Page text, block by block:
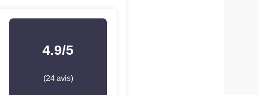
4.9/5
(24 avis)